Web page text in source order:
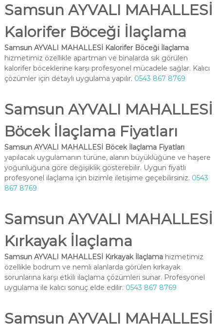
Samsun AYVALI MAHALLESİ
Kalorifer Böceği İlaçlama
Samsun AYVALI MAHALLESİ Kalorifer Böceği İlaçlama
hizmetimiz özellikle apartman ve binalarda sık görülen
kalorifer böceklerine karşı profesyonel mücadele sağlar. Kalıcı
çözümler için detaylı uygulama yapılır. 0543 867 8769
Samsun AYVALI MAHALLESİ
Böcek İlaçlama Fiyatları
Samsun AYVALI MAHALLESİ Böcek İlaçlama Fiyatları
yapılacak uygulamanın türüne, alanın büyüklüğüne ve haşere
yoğunluğuna göre değişiklik gösterebilir. Uygun fiyatlı
profesyonel ilaçlama için bizimle iletişime geçebilirsiniz. 0543
867 8769
Samsun AYVALI MAHALLESİ
Kırkayak İlaçlama
Samsun AYVALI MAHALLESİ Kırkayak İlaçlamahizmetimiz
özellikle bodrum ve nemli alanlarda görülen kırkayak
sorunlarına karşı etkili ilaçlama çözümleri sunar. Profesyonel
uygulama ile kalıcı sonuç elde edilir. 0543 867 8769
Samsun AYVALI MAHALLESİ